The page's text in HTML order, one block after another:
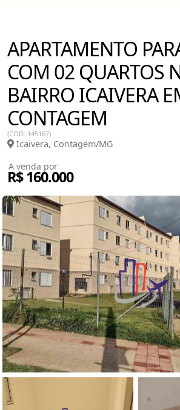
APARTAMENTO
COM 02 QUARTOS
BAIRRO ICAIVERA
CONTAGEM
(COD: 145167)
Icaivera, Contagem/MG
A venda por
R$ 160.000